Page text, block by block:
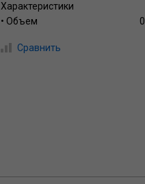
Характеристики
• Объем
0
Сравнить